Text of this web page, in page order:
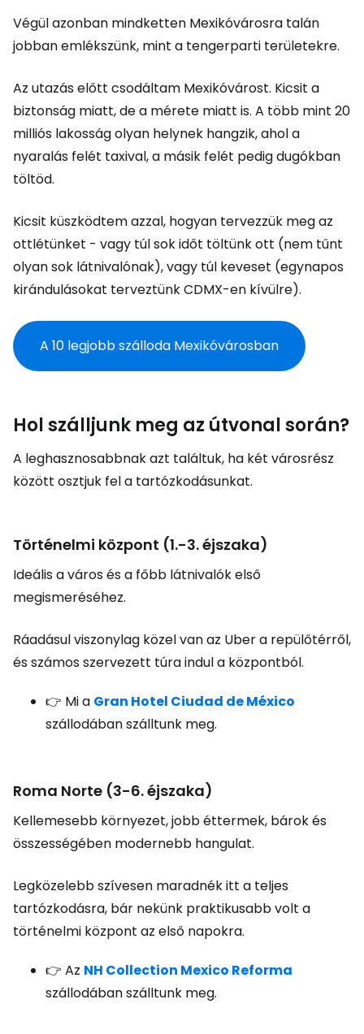
Végül azonban mindketten Mexikóvárosra talán
jobban emlékszünk, mint a tengerparti területekre.
Az utazás előtt csodáltam Mexikóvárost. Kicsit a
biztonság miatt, de a mérete miatt is. A több mint 20
milliós lakosság olyan helynek hangzik, ahol a
nyaralás felét taxival, a másik felét pedig dugókban
töltöd.
Kicsit küszködtem azzal, hogyan tervezzük meg az
ottlétünket - vagy túl sok időt töltünk ott (nem tűnt
olyan sok látnivalónak), vagy túl keveset (egynapos
kirándulásokat terveztünk CDMX-en kívülre).
A 10 legjobb szálloda Mexikóvárosban
Hol szálljunk meg az útvonal során?
A leghasznosabbnak azt találtuk, ha két városrész
között osztjuk fel a tartózkodásunkat.
Történelmi központ (1.-3. éjszaka)
Ideális a város és a főbb látnivalók első
megismeréséhez.
Ráadásul viszonylag közel van az Uber a repülőtérről,
és számos szervezett túra indul a központból.
👉 Mi a Gran Hotel Ciudad de México
szállodában szálltunk meg.
Roma Norte (3-6. éjszaka)
Kellemesebb környezet, jobb éttermek, bárok és
összességében modernebb hangulat.
Legközelebb szívesen maradnék itt a teljes
tartózkodásra, bár nekünk praktikusabb volt a
történelmi központ az első napokra.
👉 Az NH Collection Mexico Reforma
szállodában szálltunk meg.